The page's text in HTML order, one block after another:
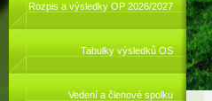
Rozpis a výsledky OP 2026/2027
Tabulky výsledků OS
Vedení a členové spolku